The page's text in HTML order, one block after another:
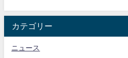
カテゴリー
ニュース